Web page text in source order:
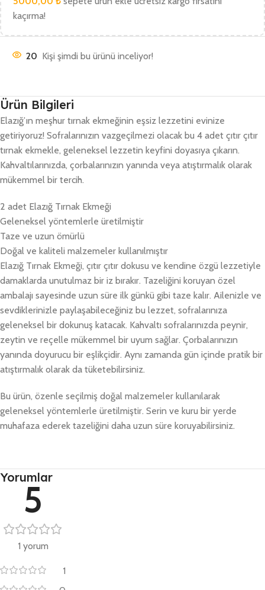
kaçırma!
20 Kişi şimdi bu ürünü inceliyor!
Ürün Bilgileri
Elazığ’ın meşhur tırnak ekmeğinin eşsiz lezzetini evinize
getiriyoruz! Sofralarınızın vazgeçilmezi olacak bu 4 adet çıtır çıtır
tırnak ekmekle, geleneksel lezzetin keyfini doyasıya çıkarın.
Kahvaltılarınızda, çorbalarınızın yanında veya atıştırmalık olarak
mükemmel bir tercih.
2 adet Elazığ Tırnak Ekmeği
Geleneksel yöntemlerle üretilmiştir
Taze ve uzun ömürlü
Doğal ve kaliteli malzemeler kullanılmıştır
Elazığ Tırnak Ekmeği, çıtır çıtır dokusu ve kendine özgü lezzetiyle
damaklarda unutulmaz bir iz bırakır. Tazeliğini koruyan özel
ambalajı sayesinde uzun süre ilk günkü gibi taze kalır. Ailenizle ve
sevdiklerinizle paylaşabileceğiniz bu lezzet, sofralarınıza
geleneksel bir dokunuş katacak. Kahvaltı sofralarınızda peynir,
zeytin ve reçelle mükemmel bir uyum sağlar. Çorbalarınızın
yanında doyurucu bir eşlikçidir. Aynı zamanda gün içinde pratik bir
atıştırmalık olarak da tüketebilirsiniz.
Bu ürün, özenle seçilmiş doğal malzemeler kullanılarak
geleneksel yöntemlerle üretilmiştir. Serin ve kuru bir yerde
muhafaza ederek tazeliğini daha uzun süre koruyabilirsiniz.
Yorumlar
5
1 yorum
1